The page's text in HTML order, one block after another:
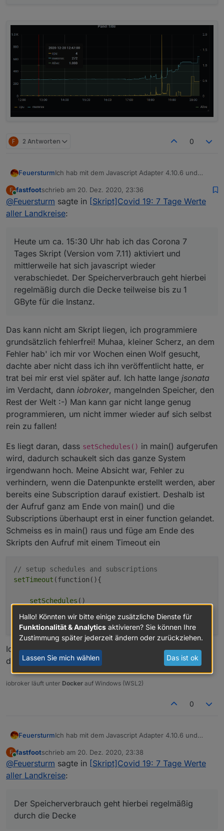
F 2 Antworten 0
FeuersturmIch hab mit dem Javascript Adapter 4.10.6 und
Stunden die javascript Instanz ohne erkennbare
Fehler im Log abstürzt.
In den letzten Tagen hab ich angefagen alle
Heute um ca. 15:30 Uhr hab ich das Corona 7
Tages Skript (Version vom 7.11) aktiviert und
mittlerweile hat sich javascript wieder
verabschiedet. Der Speicherverbrauch geht
hierbei regelmäßig durch die Decke teilweise bis
zu 1 GByte für die Instanz.
Sieht jemand bei sich das gleiche Verhalten?
@fastfootWelche Javascript Version nutzt du?
F
Online
fastfootschrieb am 20. Dez. 2020, 23:36
zuletzt editiert von
@Feuersturm sagte in [Skript]Covid 19: 7 Tage Werte
aller Landkreise:
Heute um ca. 15:30 Uhr hab ich das Corona 7
Tages Skript (Version vom 7.11) aktiviert und
mittlerweile hat sich javascript wieder
verabschiedet. Der Speicherverbrauch geht hierbei
regelmäßig durch die Decke teilweise bis zu 1
GByte für die Instanz.
Das kann nicht am Skript liegen, ich programmiere
grundsätzlich fehlerfrei! Muhaa, kleiner Scherz, an dem
Fehler hab' ich mir vor Wochen einen Wolf gesucht,
dachte aber nicht dass ich ihn veröffentlicht hatte, er
trat bei mir erst viel später auf. Ich hatte lange jsonata
im Verdacht, dann iobroker, mangelnden Speicher, den
Rest der Welt :-) Man kann gar nicht lange genug
programmieren, um nicht immer wieder auf sich selbst
rein zu fallen!
Es liegt daran, dass setSchedules() in main() aufgerufen
wird, dadurch schaukelt sich das ganze System
irgendwann hoch. Meine Absicht war, Fehler zu
verhindern, wenn die Datenpunkte erstellt werden, aber
bereits eine Subscription darauf existiert. Deshalb ist
der Aufruf ganz am Ende von main() und die
Subscriptions überhaupt erst in einer function gelandet.
Schmeiss es in main() raus und füge am Ende des
Skripts den Aufruf mit einem Timeout ein
// setup schedules and subscriptions
setTimeout (function(){
setSchedules ()
}, 1000
Ich werde es mal noch berichtigen, bist aber der Erste
dem das auffällt, ausser mir :-)
iobroker läuft unter Docker auf Windows (WSL2)
0
FeuersturmIch hab mit dem Javascript Adapter 4.10.6 und
Stunden die javascript Instanz ohne erkennbare
Fehler im Log abstürzt.
In den letzten Tagen hab ich angefagen alle
Heute um ca. 15:30 Uhr hab ich das Corona 7
Tages Skript (Version vom 7.11) aktiviert und
mittlerweile hat sich javascript wieder
Sieht jemand bei sich das gleiche Verhalten?
@fastfootWelche Javascript Version nutzt du?
F
Online
fastfootschrieb am 20. Dez. 2020, 23:38
zuletzt editiert von
@Feuersturm sagte in [Skript]Covid 19: 7 Tage Werte
aller Landkreise:
Der Speicherverbrauch geht hierbei regelmäßig
durch die Decke
Hallo! Könnten wir bitte einige zusätzliche Dienste für
Funktionalität & Analytics aktivieren? Sie können Ihre
Zustimmung später jederzeit ändern oder zurückziehen.
Lassen Sie mich wählen Das ist ok